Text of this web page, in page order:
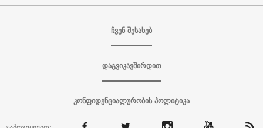
ჩვენ შესახებ
დაგვიკავშირდით
კონფიდენციალურობის პოლიტიკა